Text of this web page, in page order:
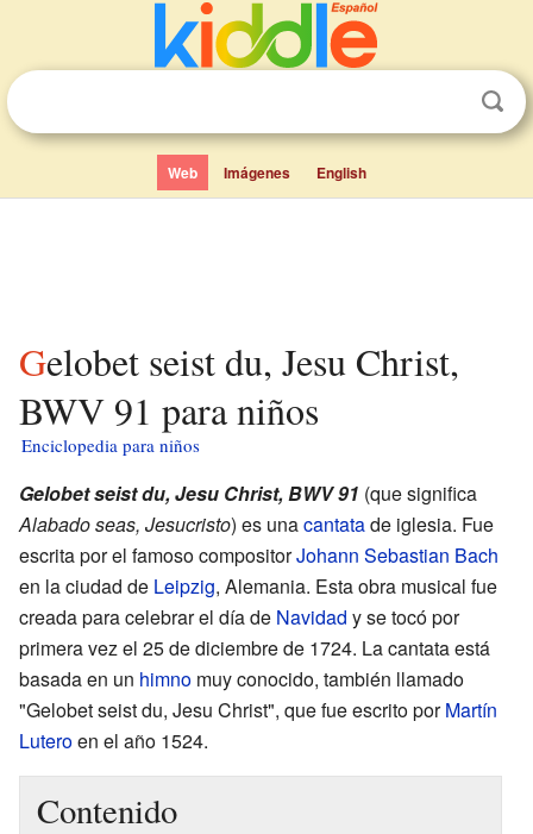
Web Imágenes English
Gelobet seist du, Jesu Christ,
BWV 91 para niños
Enciclopedia para niños
Gelobet seist du, Jesu Christ, BWV 91 (que significa
Alabado seas, Jesucristo) es unacantatade iglesia. Fue
escrita por el famoso compositorJohann Sebastian Bach
en la ciudad de Leipzig, Alemania. Esta obra musical fue
creada para celebrar el día de Navidad y se tocó por
primera vez el 25 de diciembre de 1724. La cantata está
basada en un himno muy conocido, también llamado
"Gelobet seist du, Jesu Christ", que fue escrito porMartín
Luteroen el año 1524.
Contenido